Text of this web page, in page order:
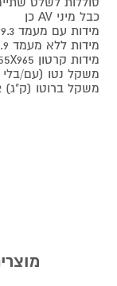
כבל מיני AV כן
מידות עם מעמד 1459.7X360X899.3
מידות ללא מעמד 1444.991.5X839.9
מידות קרטון 1620X155X965
משקל נטו (עם/בלי מעמד)
משקל ברוטו (ק"ג) 20.2